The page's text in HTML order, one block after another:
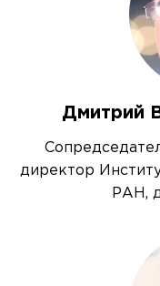
Дмитрий
директор
РАН,